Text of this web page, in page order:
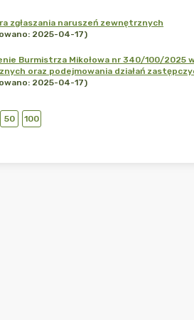
zgłaszania naruszeń zewnętrznych
2025-04-17)
Burmistrza Mikołowa nr 340/100/2025
oraz podejmowania działań
2025-04-17)
50 100